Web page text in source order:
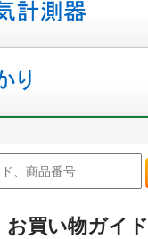
お買い物ガイド